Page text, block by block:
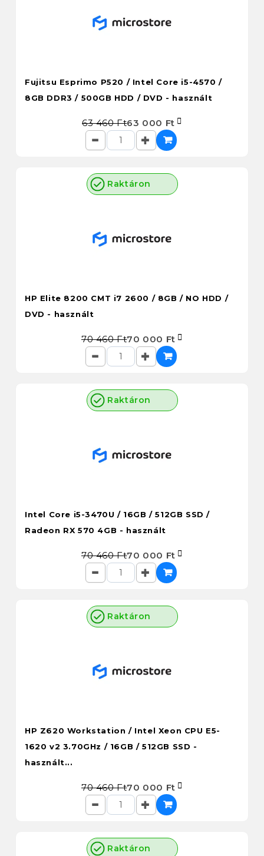
Fujitsu Esprimo P520 / Intel Core i5-4570 /
8GB DDR3 / 500GB HDD / DVD - használt
63 460 Ft63 000 Ft
Raktáron
HP Elite 8200 CMT i7 2600 / 8GB / NO HDD /
DVD - használt
70 460 Ft70 000 Ft
Raktáron
Intel Core i5-3470U / 16GB / 512GB SSD /
Radeon RX 570 4GB - használt
70 460 Ft70 000 Ft
Raktáron
HP Z620 Workstation / Intel Xeon CPU E5-
1620 v2 3.70GHz / 16GB / 512GB SSD -
használt...
70 460 Ft70 000 Ft
Raktáron